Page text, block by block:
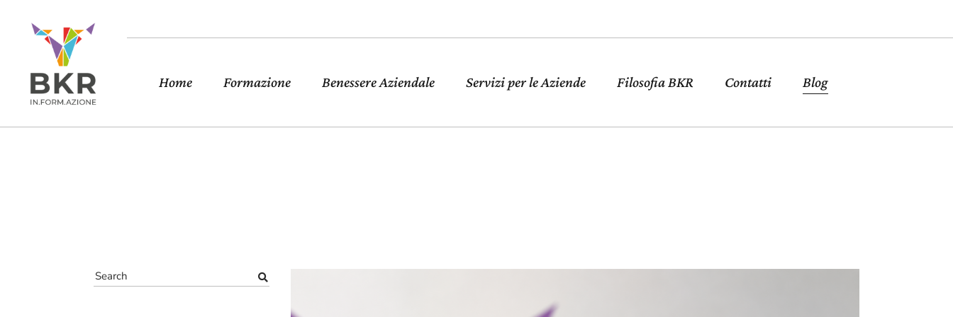
Home Formazione Benessere Aziendale Servizi per le Aziende Filosofia BKR Contatti Blog